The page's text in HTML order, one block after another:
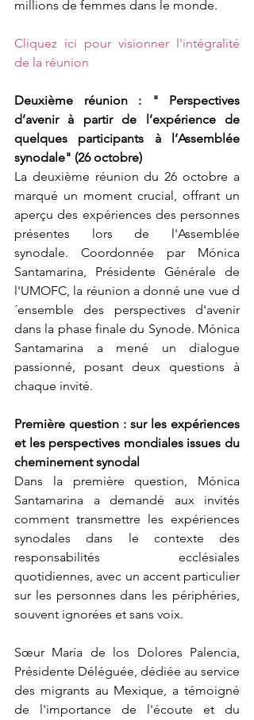
millions de femmes dans le monde.
Cliquez ici pour visionner l'intégralité
de la réunion
Deuxième réunion : " Perspectives
d’avenir à partir de l’expérience de
quelques participants à l’Assemblée
synodale" (26 octobre)
La deuxième réunion du 26 octobre a
marqué un moment crucial, offrant un
aperçu des expériences des personnes
présentes lors de l'Assemblée
synodale. Coordonnée par Mónica
Santamarina, Présidente Générale de
l'UMOFC, la réunion a donné une vue d
´ensemble des perspectives d'avenir
dans la phase finale du Synode. Mónica
Santamarina a mené un dialogue
passionné, posant deux questions à
chaque invité.
Première question : sur les expériences
et les perspectives mondiales issues du
cheminement synodal
Dans la première question, Mónica
Santamarina a demandé aux invités
comment transmettre les expériences
synodales dans le contexte des
responsabilités ecclésiales
quotidiennes, avec un accent particulier
sur les personnes dans les périphéries,
souvent ignorées et sans voix.
Sœur María de los Dolores Palencia,
Présidente Déléguée, dédiée au service
des migrants au Mexique, a témoigné
de l'importance de l'écoute et du